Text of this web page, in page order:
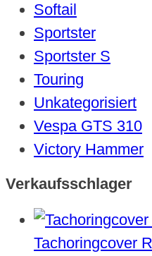
Softail
Sportster
Sportster S
Touring
Unkategorisiert
Vespa GTS 310
Victory Hammer
Verkaufsschlager
Tachoringcover